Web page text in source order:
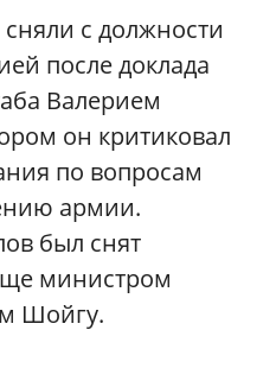
с должности
после доклада
Валерием
он критиковал
по вопросам
армии.
был снят
министром
Шойгу.